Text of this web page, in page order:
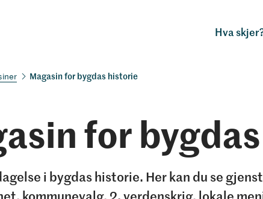
Hva
Magasin for bygdas historie
for
i bygdas historie. Her kan du se